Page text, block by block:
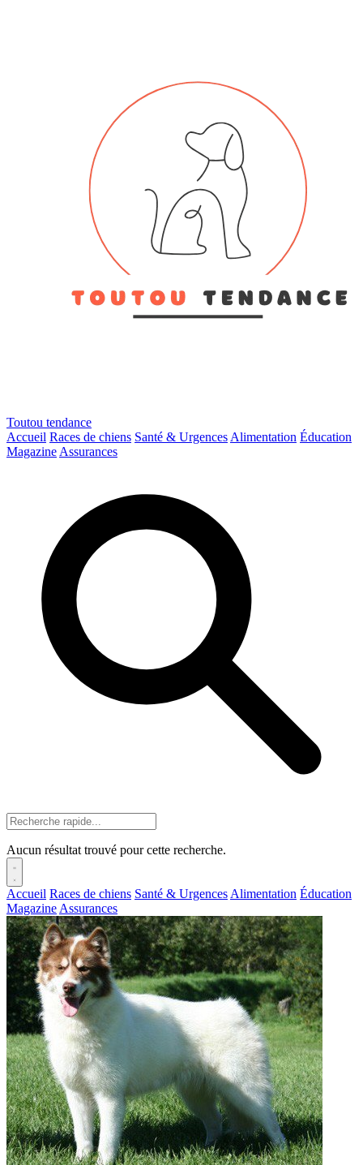
Toutou tendance
Accueil Races de chiens Santé & Urgences Alimentation Éducation
Magazine Assurances
Aucun résultat trouvé pour cette recherche.
Accueil Races de chiens Santé & Urgences Alimentation Éducation
Magazine Assurances